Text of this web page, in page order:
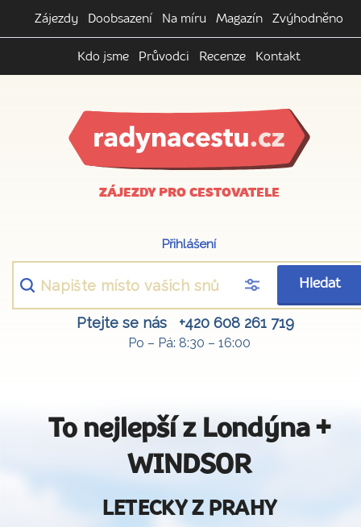
Zájezdy Doobsazení Na míru Magazín Zvýhodněno
Kdo jsme Průvodci Recenze Kontakt
ZÁJEZDY PRO CESTOVATELE
Přihlášení
Hledat
Ptejte se nás +420 608 261 719
Po – Pá: 8:30 – 16:00
To nejlepší z Londýna +
WINDSOR
LETECKY Z PRAHY